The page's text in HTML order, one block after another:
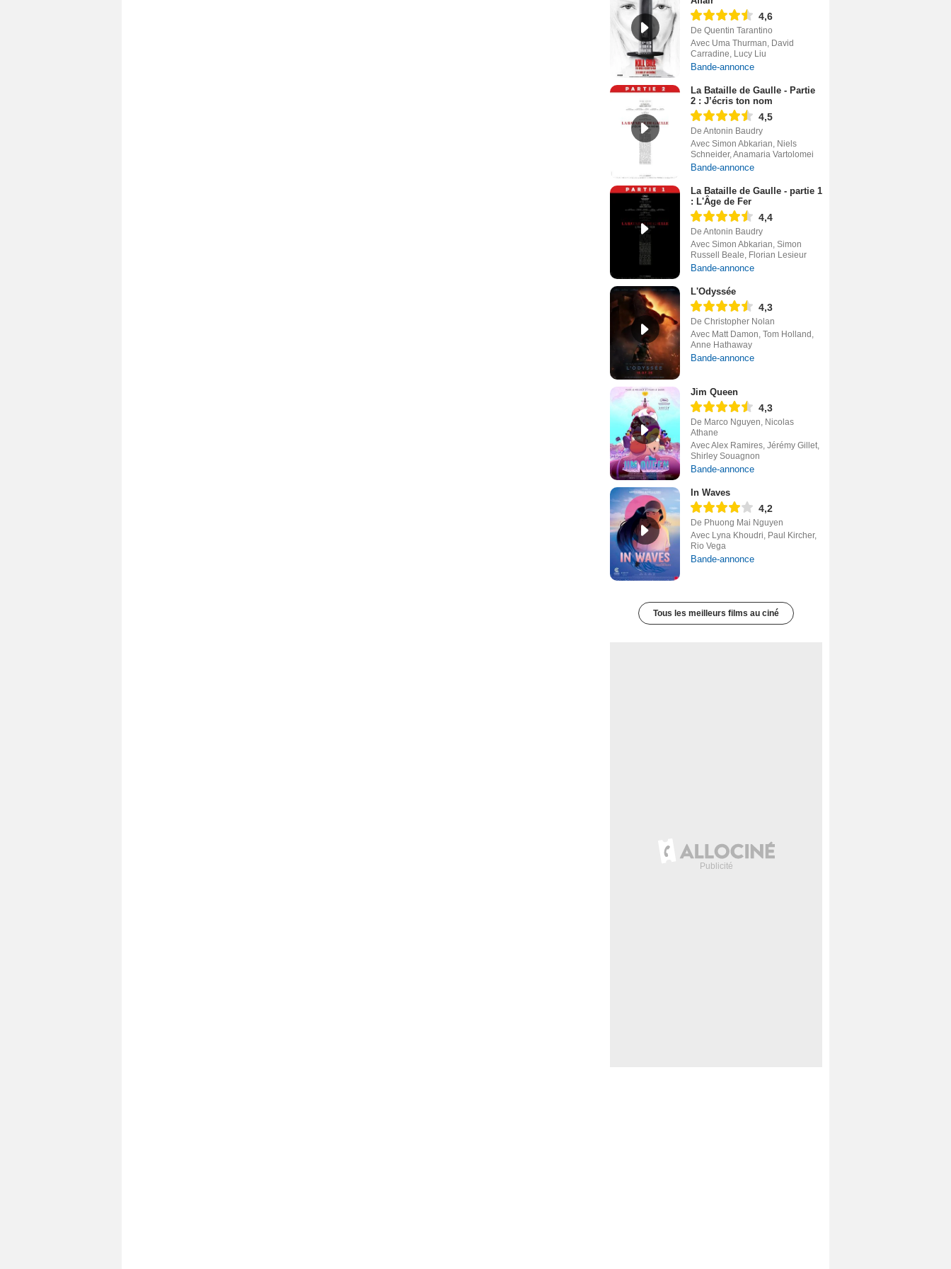
4,6
De Quentin Tarantino
Avec Uma Thurman, David
Carradine, Lucy Liu
Bande-annonce
La Bataille de Gaulle - Partie
2 : J’écris ton nom
4,5
De Antonin Baudry
Avec Simon Abkarian, Niels
Schneider, Anamaria Vartolomei
Bande-annonce
La Bataille de Gaulle - partie 1
: L'Âge de Fer
4,4
De Antonin Baudry
Avec Simon Abkarian, Simon
Russell Beale, Florian Lesieur
Bande-annonce
L'Odyssée
4,3
De Christopher Nolan
Avec Matt Damon, Tom Holland,
Anne Hathaway
Bande-annonce
Jim Queen
4,3
De Marco Nguyen, Nicolas
Athane
Avec Alex Ramires, Jérémy Gillet,
Shirley Souagnon
Bande-annonce
In Waves
4,2
De Phuong Mai Nguyen
Avec Lyna Khoudri, Paul Kircher,
Rio Vega
Bande-annonce
Tous les meilleurs films au ciné